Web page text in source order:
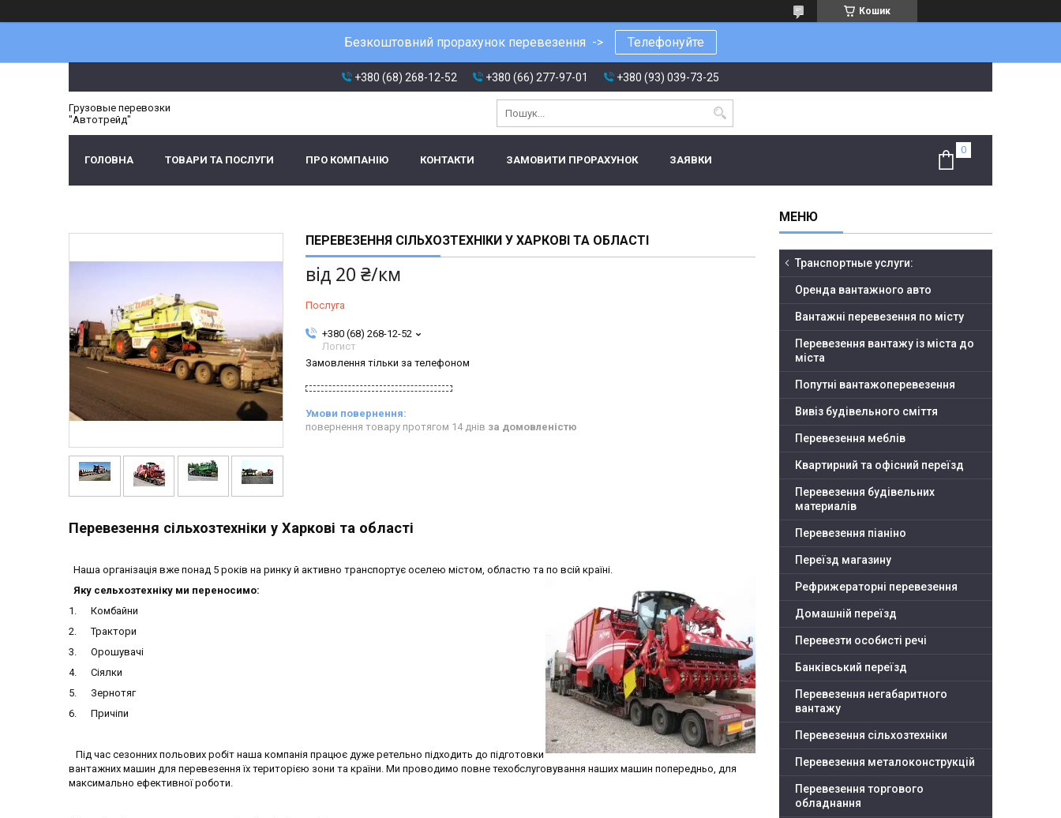
Кошик
Безкоштовний прорахунок перевезення -> Телефонуйте
+380 (68) 268-12-52 +380 (66) 277-97-01 +380 (93) 039-73-25
Грузовые перевозки
"Автотрейд"
ГОЛОВНА ТОВАРИ ТА ПОСЛУГИ ПРО КОМПАНІЮ КОНТАКТИ ЗАМОВИТИ ПРОРАХУНОК ЗАЯВКИ
ПЕРЕВЕЗЕННЯ СІЛЬХОЗТЕХНІКИ У ХАРКОВІ ТА ОБЛАСТІ
від 20 ₴/км
Послуга
+380 (68) 268-12-52
Логист
Замовлення тільки за телефоном
повернення товару протягом 14 днів за домовленістю
Перевезення сільхозтехніки у Харкові та області
Наша організація вже понад 5 років на ринку й активно транспортує оселею містом, областю та по всій країні.
Яку сельхозтехніку ми переносимо:
1. Комбайни
2. Трактори
3. Орошувачі
4. Сіялки
5. Зернотяг
6. Причіпи
Під час сезонних польових робіт наша компанія працює дуже ретельно підходить до підготовки
вантажних машин для перевезення їх територією зони та країни. Ми проводимо повне техобслуговування наших машин попередньо, для
максимально ефективної роботи.
Транспортные услуги:
Оренда вантажного авто
Вантажні перевезення по місту
Перевезення вантажу із міста до
міста
Попутні вантажоперевезення
Вивіз будівельного сміття
Перевезення меблів
Квартирний та офісний переїзд
Перевезення будівельних
материалів
Перевезення піаніно
Переїзд магазину
Рефрижераторні перевезення
Домашній переїзд
Перевезти особисті речі
Банківський переїзд
Перевезення негабаритного
вантажу
Перевезення сільхозтехніки
Перевезення металоконструкцій
Перевезення торгового
обладнання